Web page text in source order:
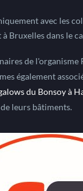
avec les
Bruxelles dans le
de l'organisme
également
du Bonsoy à
leurs bâtiments.